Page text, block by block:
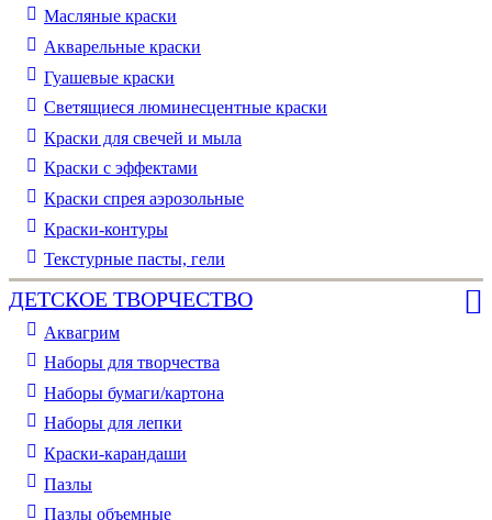
Масляные краски
Акварельные краски
Гуашевые краски
Светящиеся люминесцентные краски
Краски для свечей и мыла
Краски с эффектами
Краски спрея аэрозольные
Краски-контуры
Текстурные пасты, гели
ДЕТСКОЕ ТВОРЧЕСТВО
Аквагрим
Наборы для творчества
Наборы бумаги/картона
Наборы для лепки
Краски-карандаши
Пазлы
Пазлы объемные